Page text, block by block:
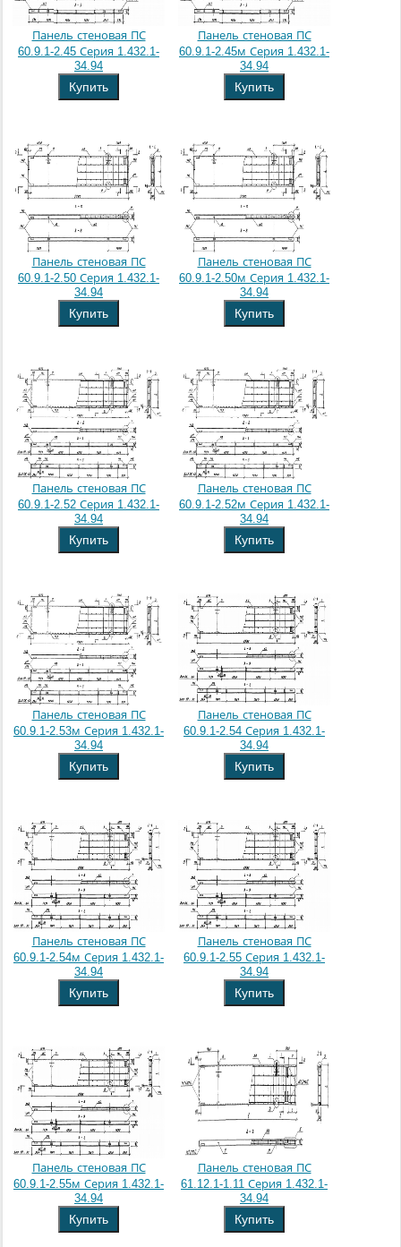
Панель стеновая ПС
60.9.1-2.45 Серия 1.432.1-
34.94
Купить
Панель стеновая ПС
60.9.1-2.45м Серия 1.432.1-
34.94
Купить
Панель стеновая ПС
60.9.1-2.50 Серия 1.432.1-
34.94
Купить
Панель стеновая ПС
60.9.1-2.50м Серия 1.432.1-
34.94
Купить
Панель стеновая ПС
60.9.1-2.52 Серия 1.432.1-
34.94
Купить
Панель стеновая ПС
60.9.1-2.52м Серия 1.432.1-
34.94
Купить
Панель стеновая ПС
60.9.1-2.53м Серия 1.432.1-
34.94
Купить
Панель стеновая ПС
60.9.1-2.54 Серия 1.432.1-
34.94
Купить
Панель стеновая ПС
60.9.1-2.54м Серия 1.432.1-
34.94
Купить
Панель стеновая ПС
60.9.1-2.55 Серия 1.432.1-
34.94
Купить
Панель стеновая ПС
60.9.1-2.55м Серия 1.432.1-
34.94
Купить
Панель стеновая ПС
61.12.1-1.11 Серия 1.432.1-
34.94
Купить